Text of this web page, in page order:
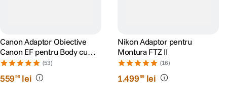
Canon Adaptor Obiective
Canon EF pentru Body cu
Montura RF (53)
55999 lei
Nikon Adaptor pentru
Montura FTZ II
(16)
1.49999 lei